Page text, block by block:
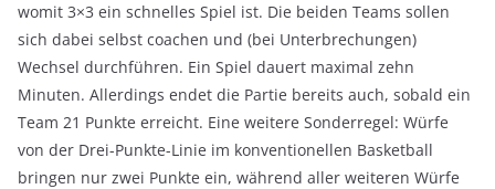
womit 3×3 ein schnelles Spiel ist. Die beiden Teams sollen
sich dabei selbst coachen und (bei Unterbrechungen)
Wechsel durchführen. Ein Spiel dauert maximal zehn
Minuten. Allerdings endet die Partie bereits auch, sobald ein
Team 21 Punkte erreicht. Eine weitere Sonderregel: Würfe
von der Drei-Punkte-Linie im konventionellen Basketball
bringen nur zwei Punkte ein, während aller weiteren Würfe